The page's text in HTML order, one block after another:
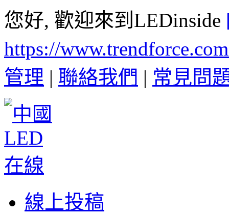
您好, 歡迎來到LEDinside
https://
管理 | 聯絡我們 | 常見問
線上投稿